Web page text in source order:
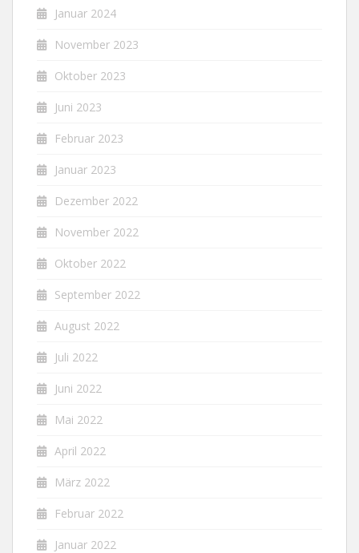
Januar 2024
November 2023
Oktober 2023
Juni 2023
Februar 2023
Januar 2023
Dezember 2022
November 2022
Oktober 2022
September 2022
August 2022
Juli 2022
Juni 2022
Mai 2022
April 2022
März 2022
Februar 2022
Januar 2022